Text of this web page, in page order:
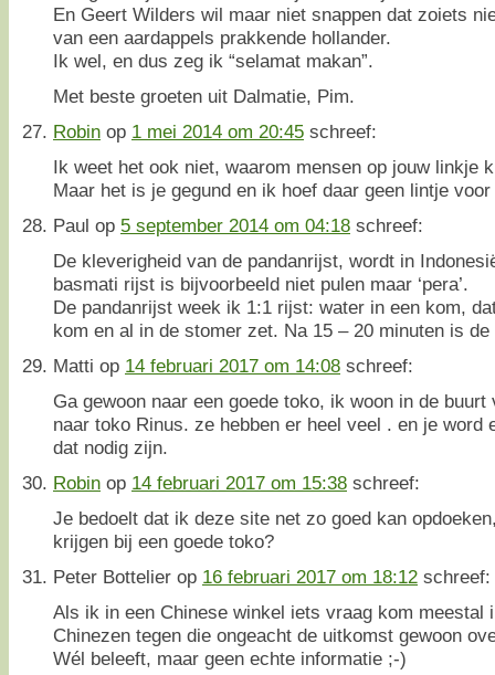
En Geert Wilders wil maar niet snappen dat zoiets
van een aardappels prakkende hollander.
Ik wel, en dus zeg ik “selamat makan”.
Met beste groeten uit Dalmatie, Pim.
Robin op 1 mei 2014 om 20:45 schreef:
Ik weet het ook niet, waarom mensen op jouw linkje
Maar het is je gegund en ik hoef daar geen lintje
Paul op 5 september 2014 om 04:18 schreef:
De kleverigheid van de pandanrijst, wordt in
basmati rijst is bijvoorbeeld niet pulen maar ‘pera’.
De pandanrijst week ik 1:1 rijst: water in een kom,
kom en al in de stomer zet. Na 15 – 20 minuten is
Matti op 14 februari 2017 om 14:08 schreef:
Ga gewoon naar een goede toko, ik woon in de
naar toko Rinus. ze hebben er heel veel . en je word
dat nodig zijn.
Robin op 14 februari 2017 om 15:38 schreef:
Je bedoelt dat ik deze site net zo goed kan
krijgen bij een goede toko?
Peter Bottelier op 16 februari 2017 om 18:12 schreef:
Als ik in een Chinese winkel iets vraag kom meestal
Chinezen tegen die ongeacht de uitkomst gewoon
Wél beleeft, maar geen echte informatie ;-)